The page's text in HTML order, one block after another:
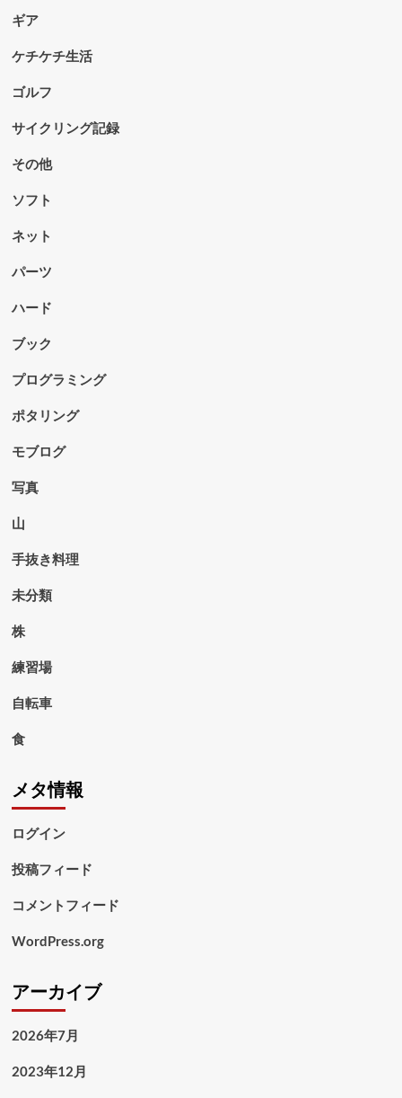
ギア
ケチケチ生活
ゴルフ
サイクリング記録
その他
ソフト
ネット
パーツ
ハード
ブック
プログラミング
ポタリング
モブログ
写真
山
手抜き料理
未分類
株
練習場
自転車
食
メタ情報
ログイン
投稿フィード
コメントフィード
WordPress.org
アーカイブ
2026年7月
2023年12月